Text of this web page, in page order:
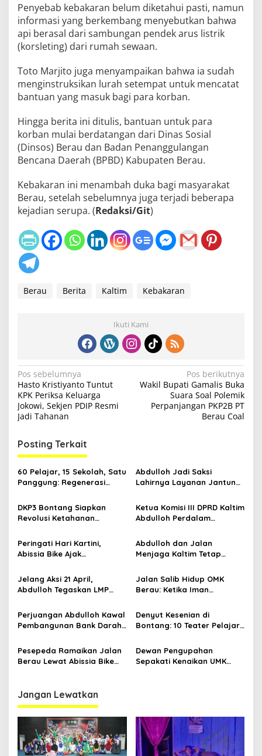
Penyebab kebakaran belum diketahui pasti, namun
informasi yang berkembang menyebutkan bahwa
api berasal dari sambungan pendek arus listrik
(korsleting) dari rumah sewaan.
Toto Marjito juga menyampaikan bahwa ia sudah
menginstruksikan lurah setempat untuk mencatat
bantuan yang masuk bagi para korban.
Hingga berita ini ditulis, bantuan untuk para
korban mulai berdatangan dari Dinas Sosial
(Dinsos) Berau dan Badan Penanggulangan
Bencana Daerah (BPBD) Kabupaten Berau.
Kebakaran ini menambah duka bagi masyarakat
Berau, setelah sebelumnya juga terjadi beberapa
kejadian serupa. (Redaksi/Git)
Berau Berita Kaltim Kebakaran
Ikuti Kami
N
a
v
i
g
a
s
i
p
o
s
Pos sebelumnya
Hasto Kristiyanto Tuntut
KPK Periksa Keluarga
Jokowi, Sekjen PDIP Resmi
Jadi Tahanan
Pos berikutnya
Wakil Bupati Gamalis Buka
Suara Soal Polemik
Perpanjangan PKP2B PT
Berau Coal
Posting Terkait
60 Pelajar, 15 Sekolah, Satu
Panggung: Regenerasi
Jalannya
Abdulloh Jadi Saksi
Lahirnya Layanan Jantung
Jawaban Kebutuhan
Rakyat
DKP3 Bontang Siapkan
Revolusi Ketahanan
Smartani Jadi Senjata
Ketua Komisi III DPRD Kaltim
Abdulloh Perdalam
Bangku Doktoral
Peringati Hari Kartini,
Abissia Bike Ajak
Sambil Berkebaya
Abdulloh dan Jalan
Menjaga Kaltim Tetap
Gelombang Aksi 21 April
Jelang Aksi 21 April,
Abdulloh Tegaskan LMP
Kondusifitas Bersama TNI-
Polri
Jalan Salib Hidup OMK
Berau: Ketika Iman
Panggung
Perjuangan Abdulloh Kawal
Pembangunan Bank Darah
Kesehatan Warga Utama
Denyut Kesenian di
Bontang: 10 Teater Pelajar
Proses Bernama AKSARA
Pesepeda Ramaikan Jalan
Berau Lewat Abissia Bike
Dewan Pengupahan
Sepakati Kenaikan UMK
Jangan Lewatkan